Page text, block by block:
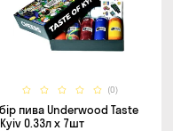
(0)
пива Underwood Taste
0.33л x 7шт